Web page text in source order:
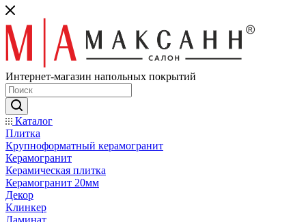
Интернет-магазин напольных покрытий
Каталог
Плитка
Крупноформатный керамогранит
Керамогранит
Керамическая плитка
Керамогранит 20мм
Декор
Клинкер
Ламинат